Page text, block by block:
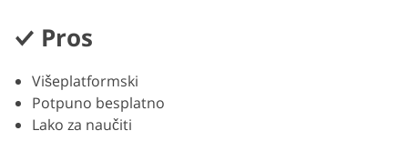
Pros
Višeplatformski
Potpuno besplatno
Lako za naučiti